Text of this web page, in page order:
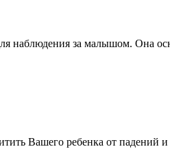
наблюдения за малышом. Она
Вашего ребенка от падений